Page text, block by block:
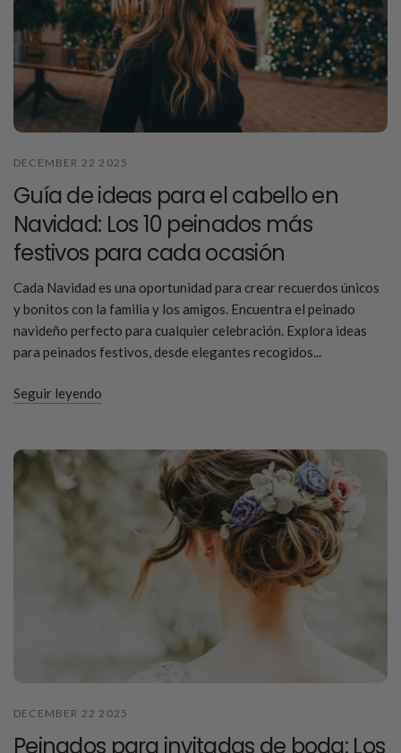
DECEMBER 22 2025
Guía de ideas para el cabello en
Navidad: Los 10 peinados más
festivos para cada ocasión
Cada Navidad es una oportunidad para crear recuerdos únicos
y bonitos con la familia y los amigos. Encuentra el peinado
navideño perfecto para cualquier celebración. Explora ideas
para peinados festivos, desde elegantes recogidos...
Seguir leyendo
DECEMBER 22 2025
Peinados para invitadas de boda: Los